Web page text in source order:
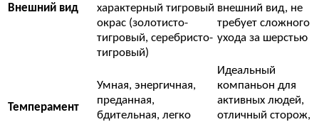
Внешний вид
характерный тигровый
окрас (золотисто-
тигровый, серебристо-
тигровый)
внешний вид, не
требует сложного
ухода за шерстью
Темперамент
Умная, энергичная,
преданная,
бдительная, легко
Идеальный
компаньон для
активных людей,
отличный сторож,